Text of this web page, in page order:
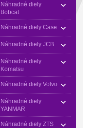
Náhradné diely
Bobcat
Náhradné diely Case
Náhradné diely JCB
Náhradné diely
Komatsu
Náhradné diely Volvo
Náhradné diely
YANMAR
Náhradné diely ZTS